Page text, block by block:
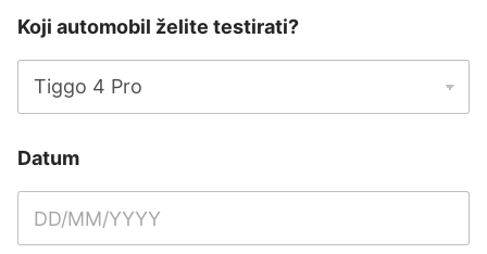
Koji automobil želite testirati?
Datum